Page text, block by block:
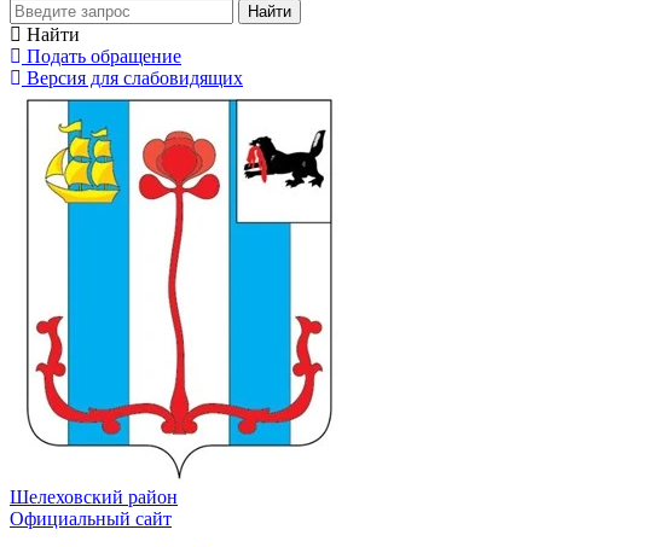
Найти
Найти
Подать обращение
Версия для слабовидящих
Шелеховский район
Официальный сайт